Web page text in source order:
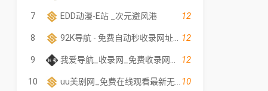
7 EDD动漫-E站 _次元避风港 12
8 12
9 12
10 10